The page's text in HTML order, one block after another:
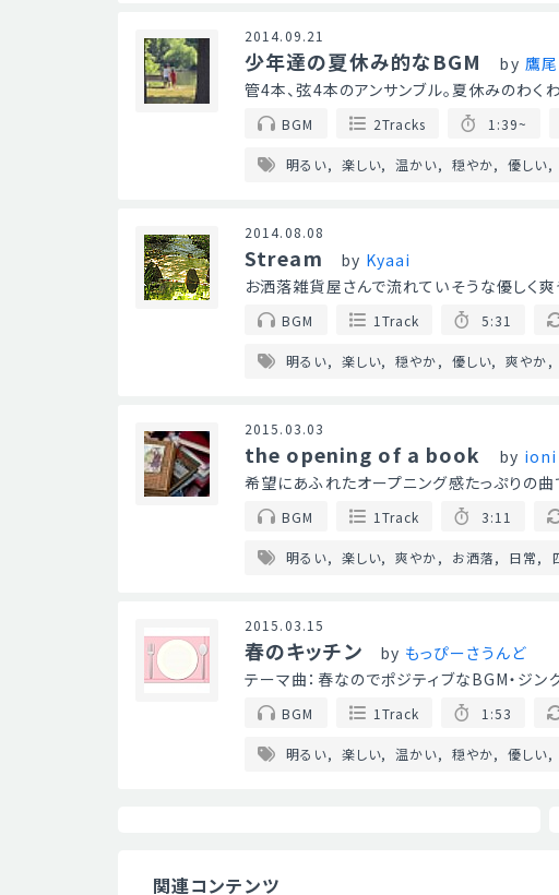
2014.09.21
少年達の夏休み的なBGM by 鷹
管4本、弦4本のアンサンブル。夏休みのわ
BGM 2Tracks 1:39~
明るい 楽しい 温かい 穏やか 優しい
2014.08.08
Stream by Kyaai
お洒落雑貨屋さんで流れていそうな優しく
BGM 1Track 5:31
明るい 楽しい 穏やか 優しい 爽やか
2015.03.03
the opening of a book by ioni
希望にあふれたオープニング感たっぷりの
BGM 1Track 3:11
明るい 楽しい 爽やか お洒落 日常
2015.03.15
春のキッチン by もっぴーさうんど
テーマ曲：春なのでポジティブなBGM・ジ
BGM 1Track 1:53
明るい 楽しい 温かい 穏やか 優しい
関連コンテンツ